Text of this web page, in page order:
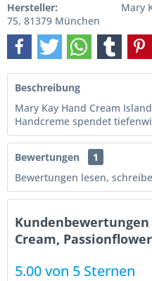
Hersteller:
Mary
75, 81379 München
Beschreibung
Mary Kay Hand Cream
Handcreme spendet
Bewertungen
1
Bewertungen lesen,
Cream,
5.00 von 5 Sternen